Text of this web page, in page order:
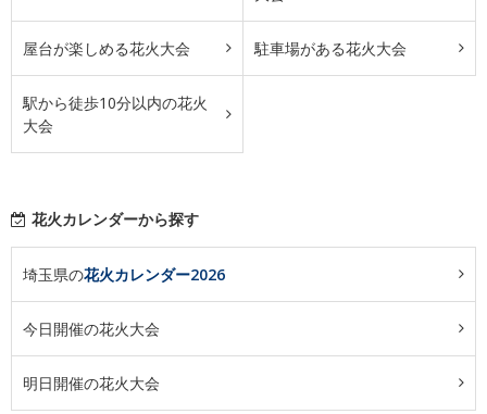
屋台が楽しめる花火大会 駐車場がある花火大会
駅から徒歩10分以内の花火
大会
花火カレンダーから探す
埼玉県の花火カレンダー2026
今日開催の花火大会
明日開催の花火大会